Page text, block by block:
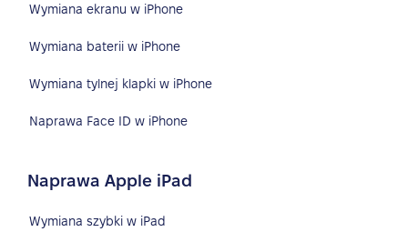
Wymiana ekranu w iPhone
Wymiana baterii w iPhone
Wymiana tylnej klapki w iPhone
Naprawa Face ID w iPhone
Naprawa Apple iPad
Wymiana szybki w iPad